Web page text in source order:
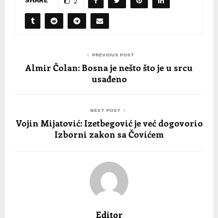
PREVIOUS POST
Almir Čolan: Bosna je nešto što je u srcu
usađeno
NEXT POST
Vojin Mijatović: Izetbegović je već dogovorio
Izborni zakon sa Čovićem
Editor